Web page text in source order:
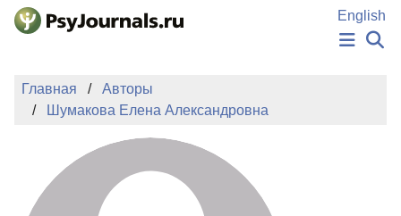
Перейти к основному содержанию
English
ИЗДАНИЯ
АВТОРЫ
ПОДАТЬ РУКОПИСЬ
БАЗА ЗНАНИЙ
КЛЮЧЕВЫЕ СЛОВА
Регистрация
Главная
Авторы
Шумакова Елена Александровна